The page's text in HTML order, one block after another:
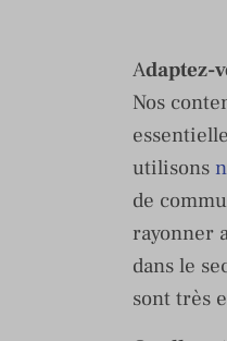
Adaptez-
Nos
utilisons
de
rayonner
dans le
sont très